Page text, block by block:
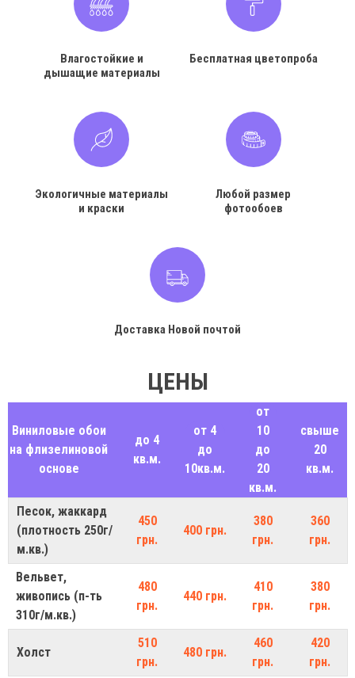
Влагостойкие и
дышащие материалы
Бесплатная цветопроба
Экологичные материалы
и краски
Любой размер
фотообоев
Доставка Новой почтой
ЦЕНЫ
Виниловые обои
на флизелиновой
основе
до 4
кв.м.
от 4
до
10кв.м.
от
10
до
20
кв.м.
свыше
20
кв.м.
Песок, жаккард
(плотность 250г/
м.кв.)
450
грн.
400 грн.
380
грн.
360
грн.
Вельвет,
живопись (п-ть
310г/м.кв.)
480
грн.
440 грн.
410
грн.
380
грн.
Холст
510
грн.
480 грн.
460
грн.
420
грн.